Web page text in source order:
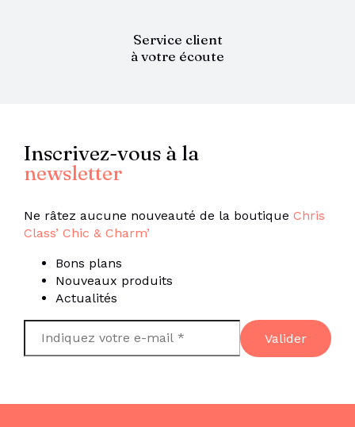
Service client
à votre écoute
Inscrivez-vous à la
newsletter
Ne râtez aucune nouveauté de la boutique Chris
Class’ Chic & Charm’
Bons plans
Nouveaux produits
Actualités